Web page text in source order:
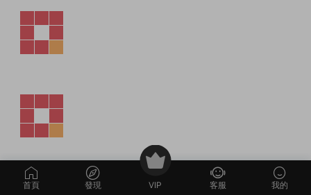
教程介紹
首頁 發現 VIP 客服 我的